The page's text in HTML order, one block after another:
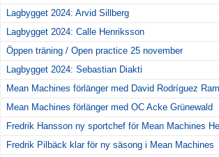
Lagbygget 2024: Arvid Sillberg
Lagbygget 2024: Calle Henriksson
Öppen träning / Open practice 25 november
Lagbygget 2024: Sebastian Diakti
Mean Machines förlänger med David Rodríguez
Mean Machines förlänger med OC Acke Grünewald
Fredrik Hansson ny sportchef för Mean Machines
Fredrik Pilbäck klar för ny säsong i Mean Machines